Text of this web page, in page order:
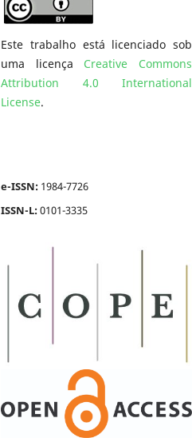
Este trabalho está licenciado sob
uma licença Creative Commons
Attribution 4.0 International
License.
e-ISSN: 1984-7726
ISSN-L:0101-3335